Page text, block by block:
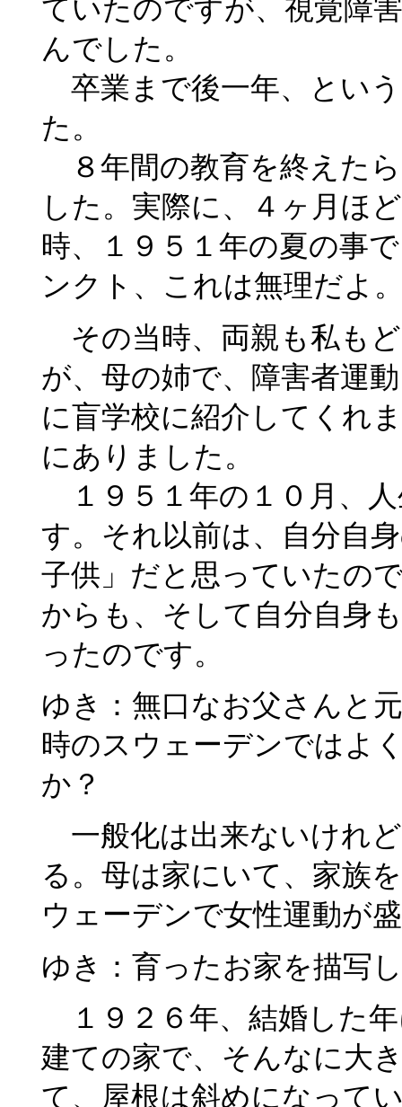
ていたのですが、視覚障
んでした。
卒業まで後一年、とい
た。
８年間の教育を終えた
した。実際に、４ヶ月ほ
時、１９５１年の夏の事
ンクト、これは無理だよ
その当時、両親も私も
が、母の姉で、障害者運
に盲学校に紹介してくれ
にありました。
１９５１年の１０月、
す。それ以前は、自分自
子供」だと思っていたの
からも、そして自分自身
ったのです。
ゆき：無口なお父さんと
時のスウェーデンではよ
か？
一般化は出来ないけれ
る。母は家にいて、家族
ウェーデンで女性運動が
ゆき：育ったお家を描写
１９２６年、結婚した
建ての家で、そんなに大
て、屋根は斜めになって